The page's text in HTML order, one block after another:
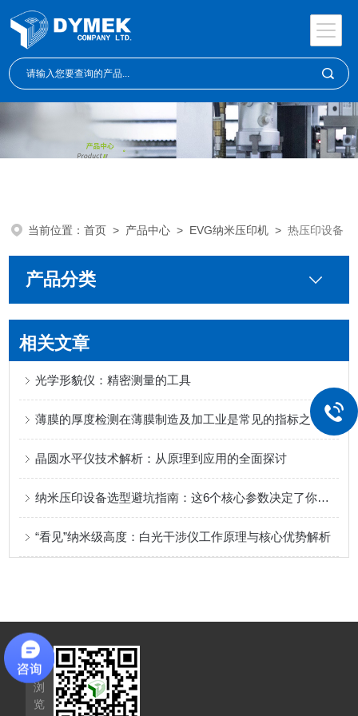
当前位置：首页 > 产品中心 > EVG纳米压印机 >热压印设备
产品分类
相关文章
光学形貌仪：精密测量的工具
薄膜的厚度检测在薄膜制造及加工业是常见的指标之一
晶圆水平仪技术解析：从原理到应用的全面探讨
纳米压印设备选型避坑指南：这6个核心参数决定了你的良率
“看见”纳米级高度：白光干涉仪工作原理与核心优势解析
手
机
浏
览